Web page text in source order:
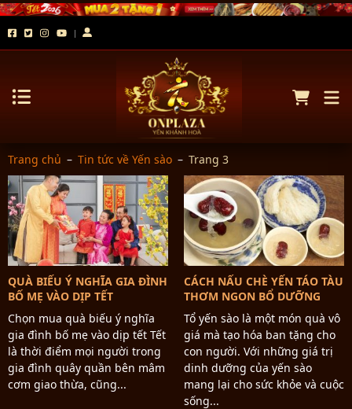
Trang chủ – Tin tức về Yến sào – Trang 3
QUÀ BIẾU Ý NGHĨA GIA ĐÌNH
BỐ MẸ VÀO DỊP TẾT
Chọn mua quà biếu ý nghĩa
gia đình bố mẹ vào dịp tết Tết
là thời điểm mọi người trong
gia đình quây quần bên mâm
cơm giao thừa, cũng...
CÁCH NẤU CHÈ YẾN TÁO TÀU
THƠM NGON BỔ DƯỠNG
Tổ yến sào là một món quà vô
giá mà tạo hóa ban tặng cho
con người. Với những giá trị
dinh dưỡng của yến sào
mang lại cho sức khỏe và cuộc
sống...